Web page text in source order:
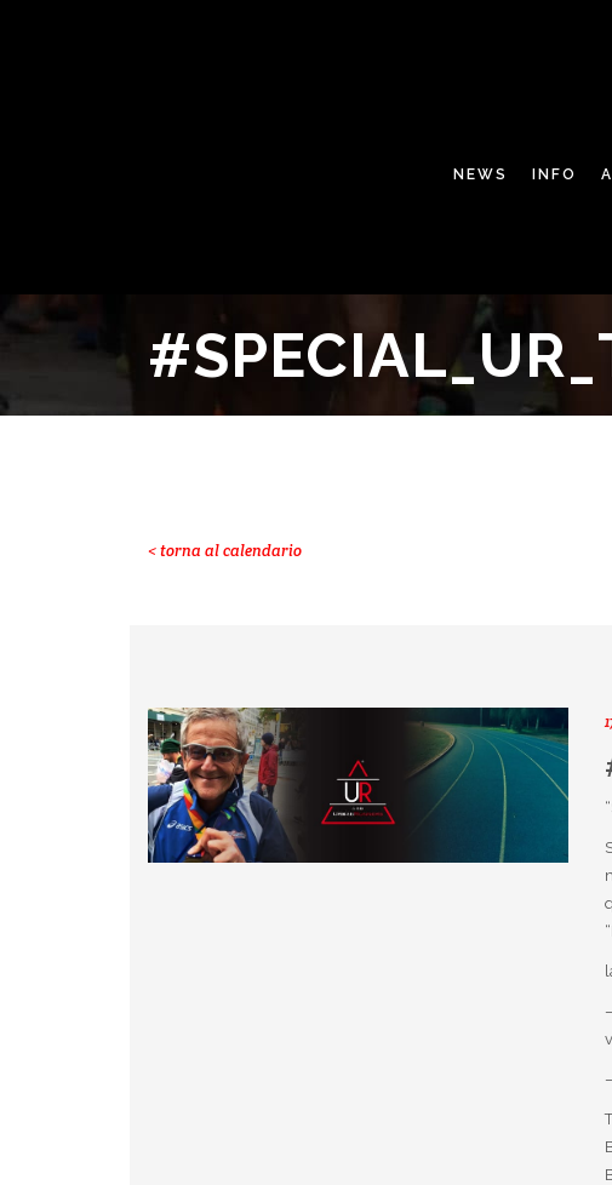
NEWS INFO
< torna al calendario